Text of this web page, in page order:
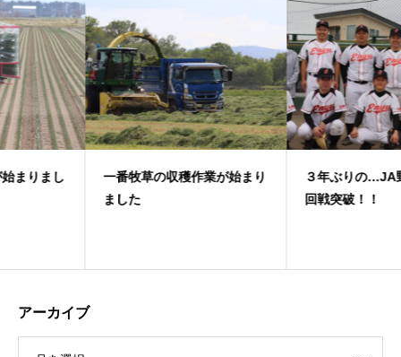
一番牧草の収穫作業が始まり
３年ぶりの…JA野球大会１
アーカイブ